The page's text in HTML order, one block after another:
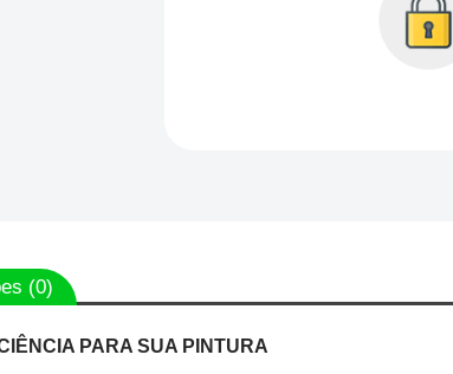
(0)
PARA SUA PINTURA